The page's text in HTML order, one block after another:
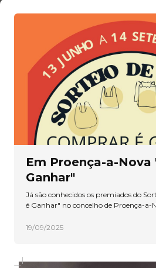
Em Proença-a-Nova
Ganhar"
Já são conhecidos os premiados do
é Ganhar" no concelho de Proença-a-
19/09/2025